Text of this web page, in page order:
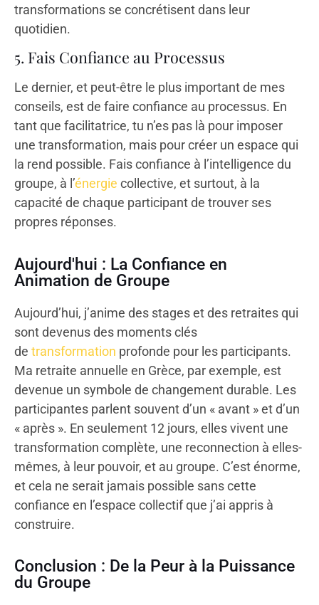
transformations se concrétisent dans leur
quotidien.
5. Fais Confiance au Processus
Le dernier, et peut-être le plus important de mes
conseils, est de faire confiance au processus. En
tant que facilitatrice, tu n’es pas là pour imposer
une transformation, mais pour créer un espace qui
la rend possible. Fais confiance à l’intelligence du
groupe, à l’énergie collective, et surtout, à la
capacité de chaque participant de trouver ses
propres réponses.
Aujourd'hui : La Confiance en
Animation de Groupe
Aujourd’hui, j’anime des stages et des retraites qui
sont devenus des moments clés
de transformation profonde pour les participants.
Ma retraite annuelle en Grèce, par exemple, est
devenue un symbole de changement durable. Les
participantes parlent souvent d’un « avant » et d’un
« après ». En seulement 12 jours, elles vivent une
transformation complète, une reconnection à elles-
mêmes, à leur pouvoir, et au groupe. C’est énorme,
et cela ne serait jamais possible sans cette
confiance en l’espace collectif que j’ai appris à
construire.
Conclusion : De la Peur à la Puissance
du Groupe